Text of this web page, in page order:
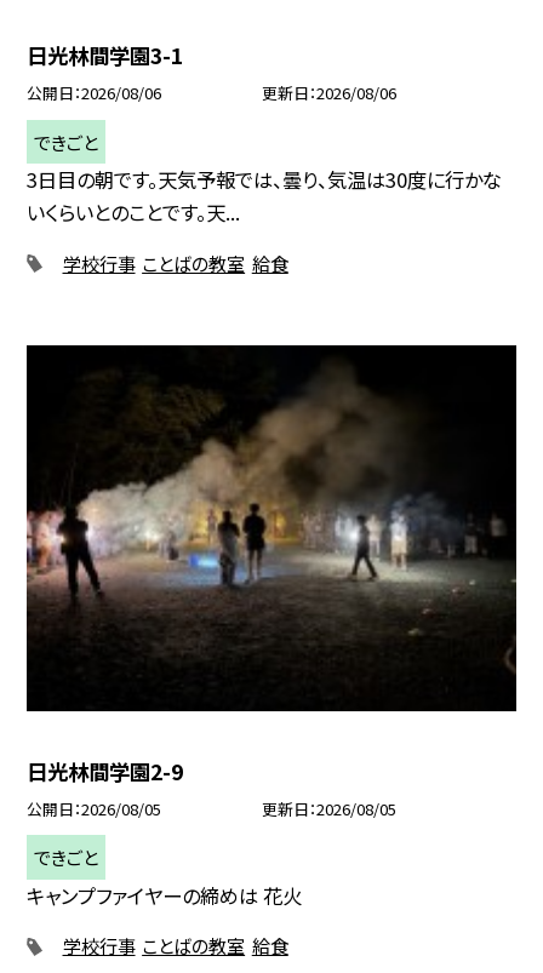
日光林間学園3-1
公開日 2026/08/06 更新日 2026/08/06
できごと
3日目の朝です。天気予報では、曇り、気温は30度に行かな
いくらいとのことです。天...
学校行事 ことばの教室 給食
日光林間学園2-9
公開日 2026/08/05 更新日 2026/08/05
できごと
キャンプファイヤーの締めは 花火
学校行事 ことばの教室 給食